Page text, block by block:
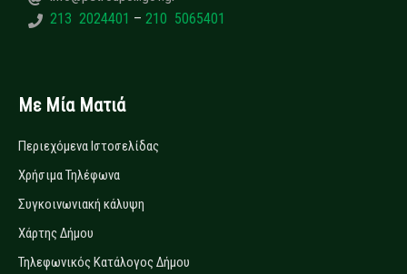
213 2024401 – 210 5065401
Με Μία Ματιά
Περιεχόμενα Ιστοσελίδας
Χρήσιμα Τηλέφωνα
Συγκοινωνιακή κάλυψη
Χάρτης Δήμου
Τηλεφωνικός Κατάλογος Δήμου